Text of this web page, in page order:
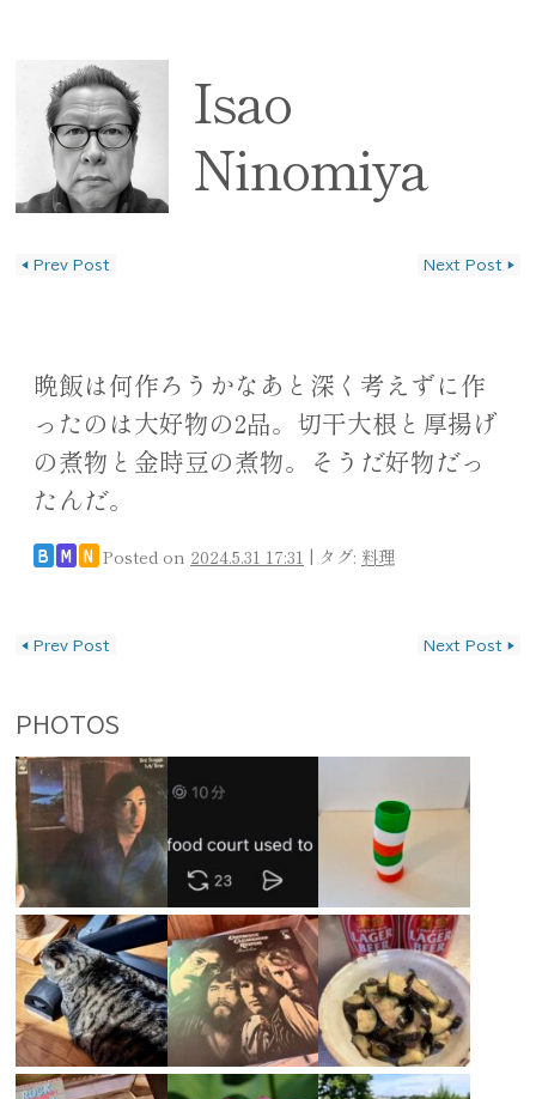
Isao
Ninomiya
◀ Prev Post Next Post ▶
晩飯は何作ろうかなあと深く考えずに作
ったのは大好物の2品。切干大根と厚揚げ
の煮物と金時豆の煮物。そうだ好物だっ
たんだ。
B M N Posted on 2024.5.31 17:31 | タグ: 料理
◀ Prev Post Next Post ▶
PHOTOS